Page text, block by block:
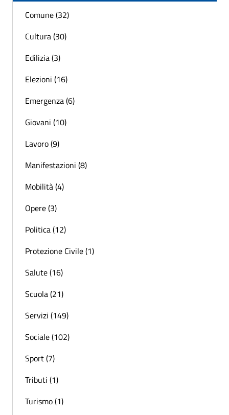
Comune (32)
Cultura (30)
Edilizia (3)
Elezioni (16)
Emergenza (6)
Giovani (10)
Lavoro (9)
Manifestazioni (8)
Mobilità (4)
Opere (3)
Politica (12)
Protezione Civile (1)
Salute (16)
Scuola (21)
Servizi (149)
Sociale (102)
Sport (7)
Tributi (1)
Turismo (1)